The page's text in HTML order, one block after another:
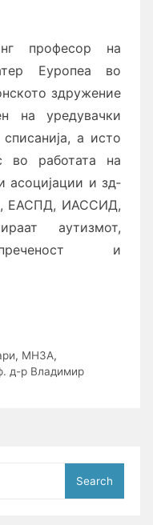
професор на
Еуропеа во
здружение
на уредувачки
а исто
во работата на
асоцијации и зд­
ЕАСПД, ИАССИД,
ау­ти­з­мот,
и
, МНЗА,
д-р Владимир